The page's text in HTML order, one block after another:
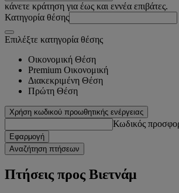
κάνετε κράτηση για έως και εννέα επιβάτες.
Κατηγορία θέσης
Επιλέξτε κατηγορία θέσης
Οικονομική Θέση
Premium Οικονομική
Διακεκριμένη Θέση
Πρώτη Θέση
Χρήση κωδικού προωθητικής ενέργειας
Κωδικός
Εφαρμογή
Αναζήτηση πτήσεων
Πτήσεις προς Βιετνάμ